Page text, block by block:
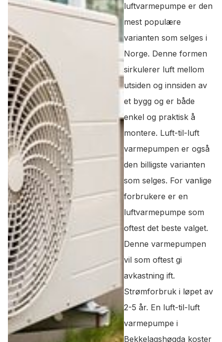
luftvarmepumpe er den
mest populære
varianten som selges i
Norge. Denne formen
sirkulerer luft mellom
utsiden og innsiden av
et bygg og er både
enkel og praktisk å
montere. Luft-til-luft
varmepumpen er også
den billigste varianten
som selges. For vanlige
forbrukere er en
luftvarmepumpe som
oftest det beste valget.
Denne varmepumpen
vil som oftest gi
avkastning ift.
Strømforbruk i løpet av
2-5 år. En luft-til-luft
varmepumpe i
Bekkelagshøgda koster